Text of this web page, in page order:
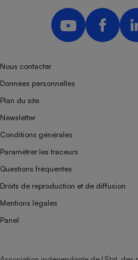
Nous contacter
Données personnelles
Plan du site
Newsletter
Conditions générales
Paramétrer les traceurs
Questions fréquentes
Droits de reproduction et de diffusion
Mentions légales
Panel